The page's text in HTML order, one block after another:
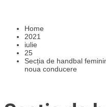
Home
2021
iulie
25
Secția de handbal
noua conducere